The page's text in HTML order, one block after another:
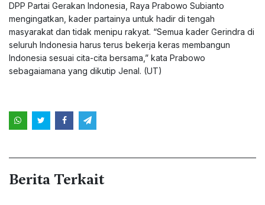
DPP Partai Gerakan Indonesia, Raya Prabowo Subianto
mengingatkan, kader partainya untuk hadir di tengah
masyarakat dan tidak menipu rakyat. “Semua kader Gerindra di
seluruh Indonesia harus terus bekerja keras membangun
Indonesia sesuai cita-cita bersama,” kata Prabowo
sebagaiamana yang dikutip Jenal. (UT)
Berita Terkait